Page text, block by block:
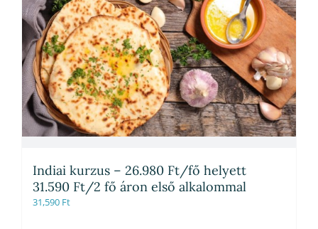
Indiai kurzus – 26.980 Ft/fő helyett
31.590 Ft/2 fő áron első alkalommal
31,590 Ft